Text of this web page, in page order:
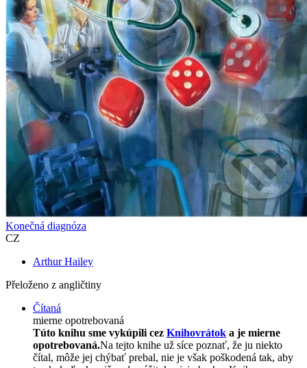
Konečná diagnóza
CZ
Arthur Hailey
Přeloženo z angličtiny
Čítaná
mierne opotrebovaná
Túto knihu sme vykúpili cez Knihovrátok a je mierne
opotrebovaná.Na tejto knihe už síce poznať, že ju niekto
čítal, môže jej chýbať prebal, nie je však poškodená tak, aby